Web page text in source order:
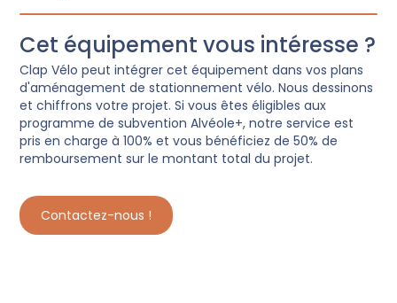
Cet équipement vous intéresse ?
Clap Vélo peut intégrer cet équipement dans vos plans
d'aménagement de stationnement vélo. Nous dessinons
et chiffrons votre projet. Si vous êtes éligibles aux
programme de subvention Alvéole+, notre service est
pris en charge à 100% et vous bénéficiez de 50% de
remboursement sur le montant total du projet.
Contactez-nous !